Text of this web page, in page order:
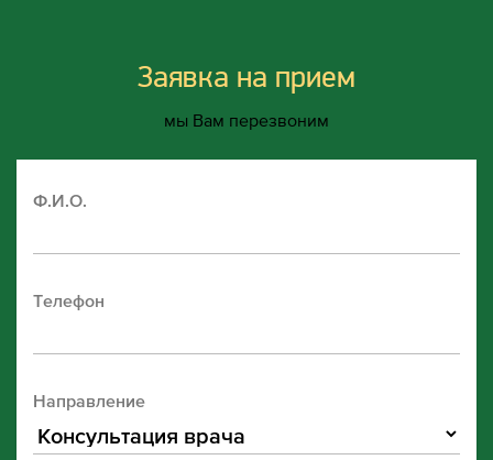
Заявка на прием
мы Вам перезвоним
Ф.И.О.
Телефон
Направление